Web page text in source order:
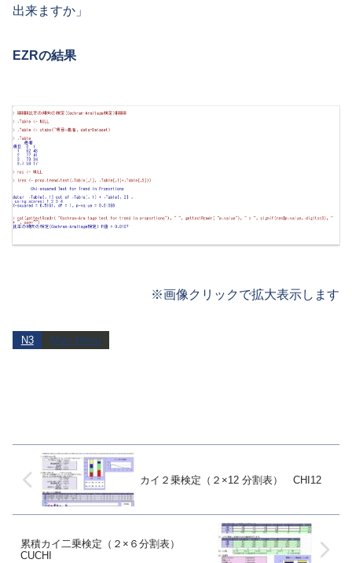
出来ますか」
EZRの結果
※画像クリックで拡大表示します
N3 Main Menu
カイ２乗検定（２×12 分割表） CHI12
累積カイ二乗検定（２×６分割表）
CUCHI